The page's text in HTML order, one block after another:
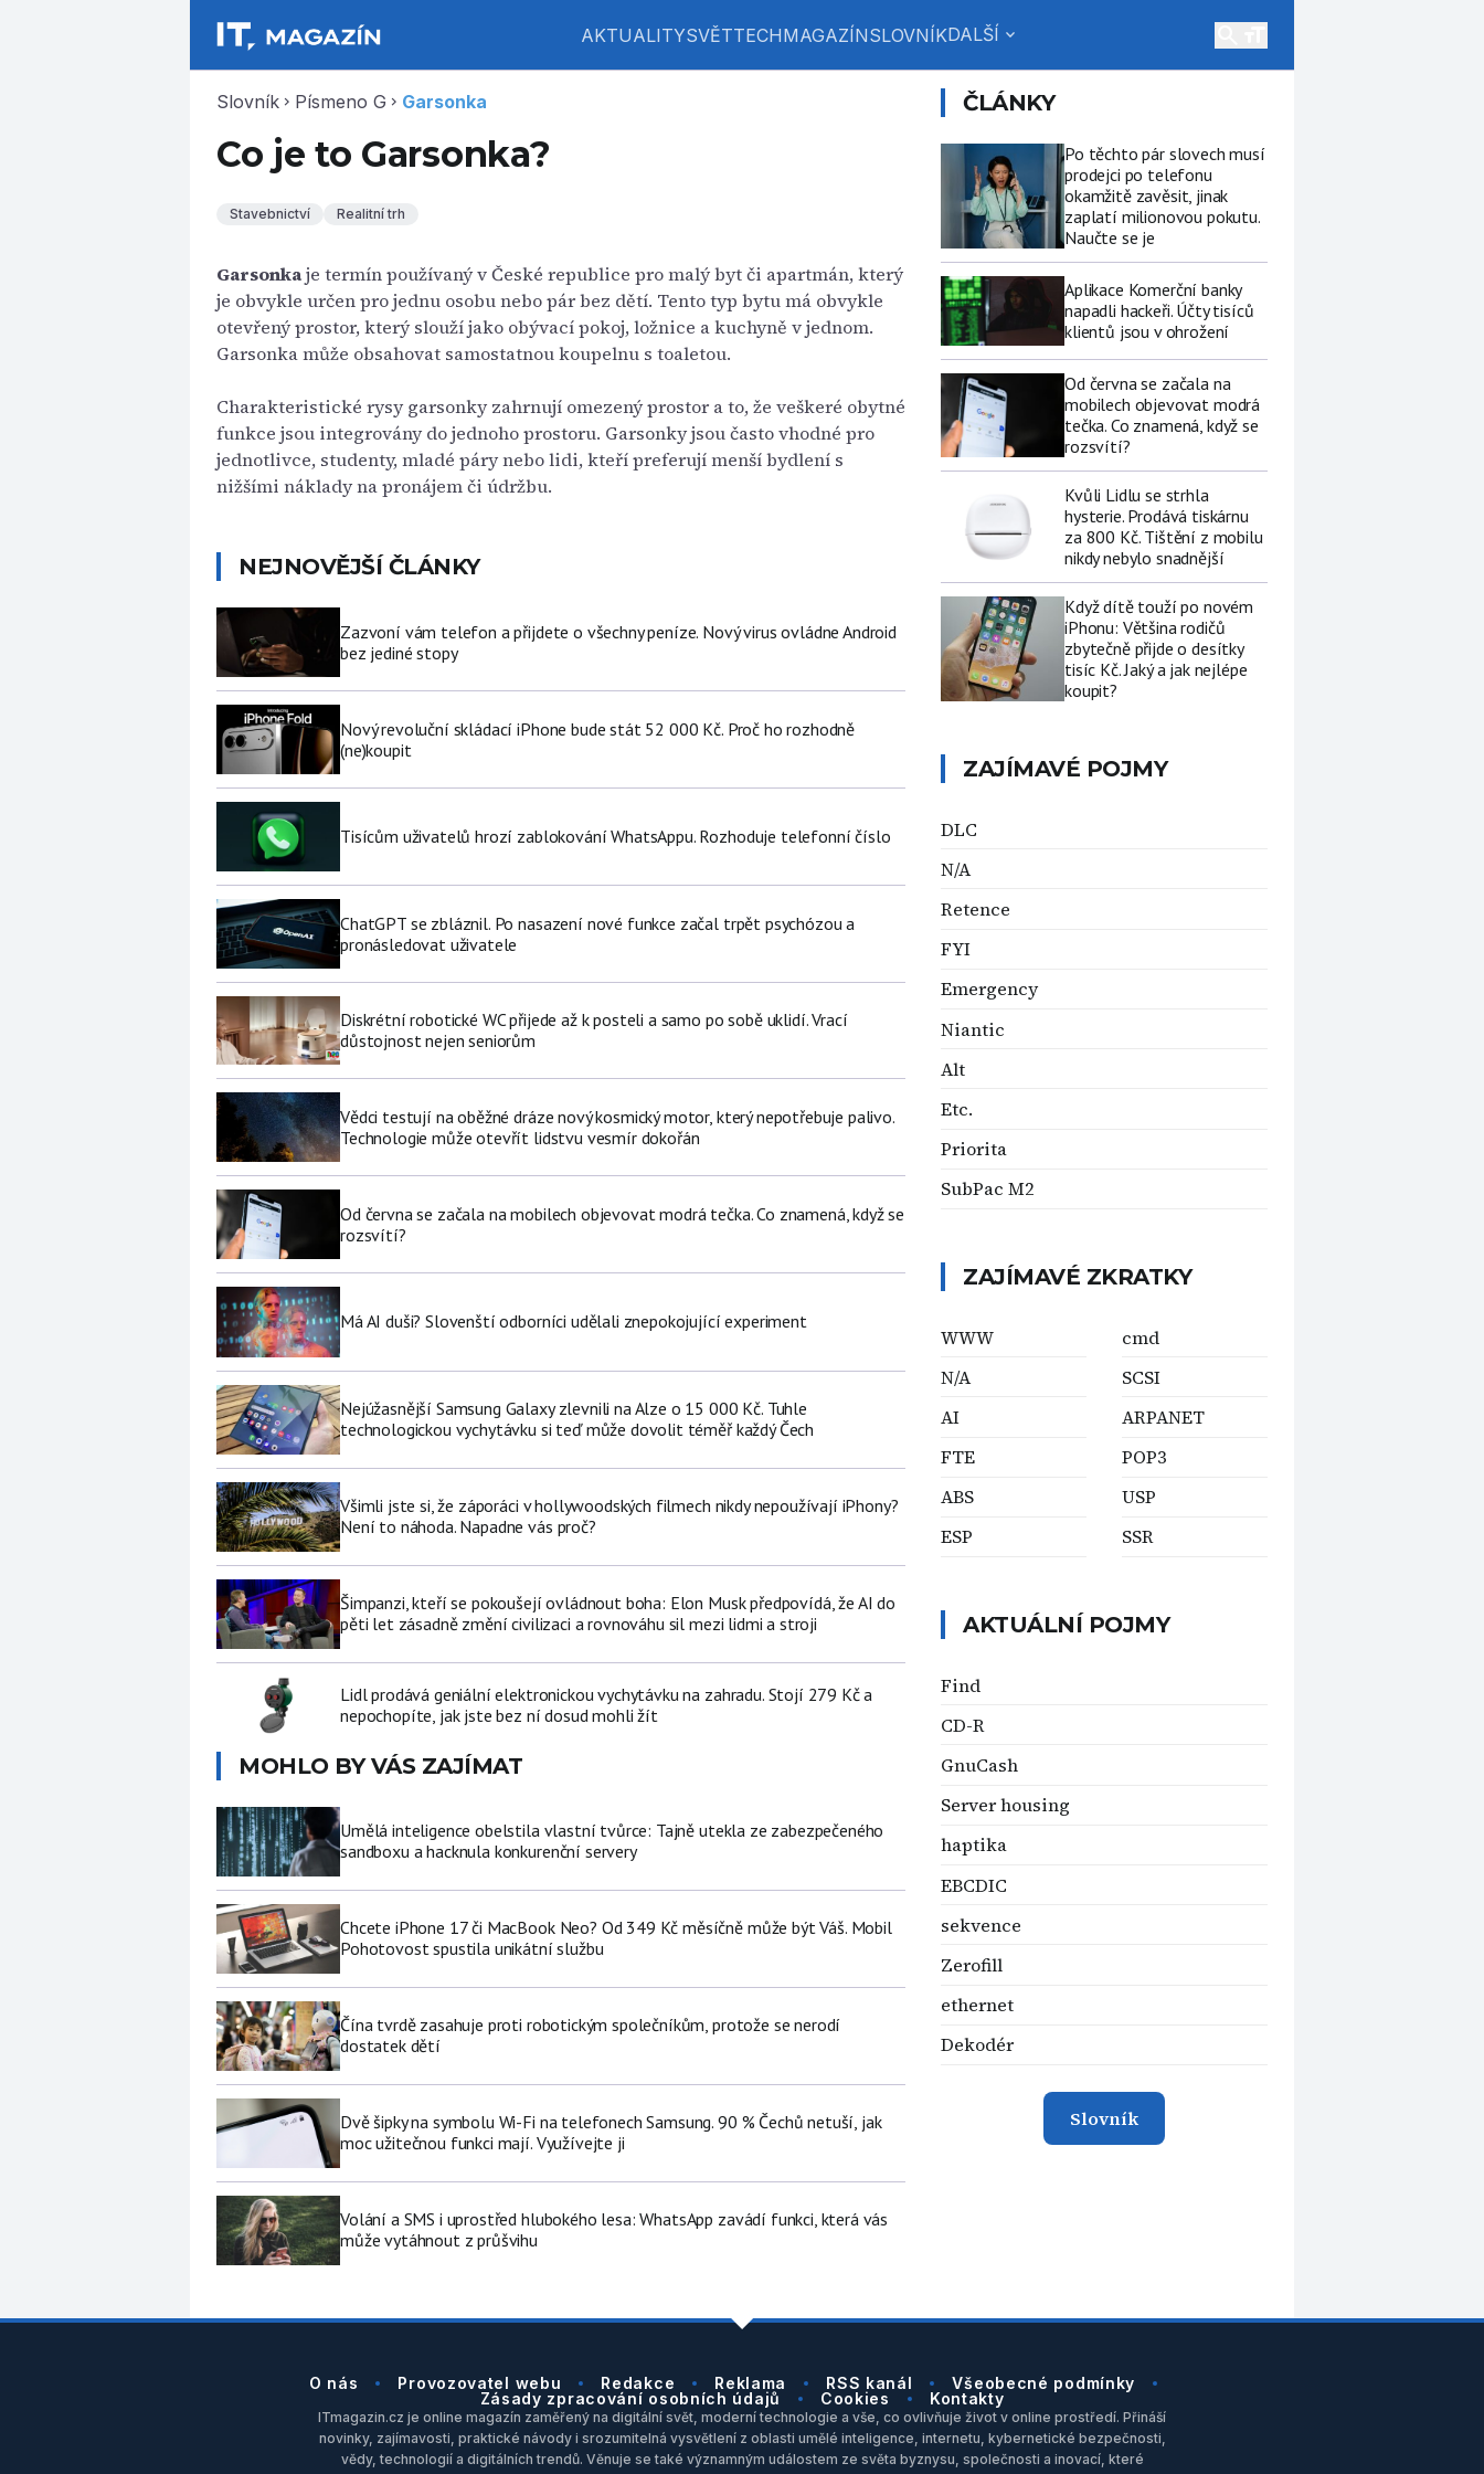
AKTUALITYSVĚTTECHMAGAZÍNSLOVNÍKDALŠÍ expand_more
Slovník chevron_right Písmeno G chevron_right Garsonka
Co je to Garsonka?
Stavebnictví Realitní trh
Garsonkaje termín používaný v České republice pro malý byt či apartmán, který
je obvykle určen pro jednu osobu nebo pár bez dětí. Tento typ bytu má obvykle
otevřený prostor, který slouží jako obývací pokoj, ložnice a kuchyně v jednom.
Garsonka může obsahovat samostatnou koupelnu s toaletou.
Charakteristické rysy garsonky zahrnují omezený prostor a to, že veškeré obytné
funkce jsou integrovány do jednoho prostoru. Garsonky jsou často vhodné pro
jednotlivce, studenty, mladé páry nebo lidi, kteří preferují menší bydlení s
nižšími náklady na pronájem či údržbu.
NEJNOVĚJŠÍ ČLÁNKY
Zazvoní vám telefon a přijdete o všechny peníze. Nový virus ovládne Android
bez jediné stopy
Nový revoluční skládací iPhone bude stát 52 000 Kč. Proč ho rozhodně
(ne)koupit
Tisícům uživatelů hrozí zablokování WhatsAppu. Rozhoduje telefonní číslo
ChatGPT se zbláznil. Po nasazení nové funkce začal trpět psychózou a
pronásledovat uživatele
Diskrétní robotické WC přijede až k posteli a samo po sobě uklidí. Vrací
důstojnost nejen seniorům
Vědci testují na oběžné dráze nový kosmický motor, který nepotřebuje palivo.
Technologie může otevřít lidstvu vesmír dokořán
Od června se začala na mobilech objevovat modrá tečka. Co znamená, když se
rozsvítí?
Má AI duši? Slovenští odborníci udělali znepokojující experiment
Nejúžasnější Samsung Galaxy zlevnili na Alze o 15 000 Kč. Tuhle
technologickou vychytávku si teď může dovolit téměř každý Čech
Všimli jste si, že záporáci v hollywoodských filmech nikdy nepoužívají iPhony?
Není to náhoda. Napadne vás proč?
Šimpanzi, kteří se pokoušejí ovládnout boha: Elon Musk předpovídá, že AI do
pěti let zásadně změní civilizaci a rovnováhu sil mezi lidmi a stroji
Lidl prodává geniální elektronickou vychytávku na zahradu. Stojí 279 Kč a
nepochopíte, jak jste bez ní dosud mohli žít
MOHLO BY VÁS ZAJÍMAT
Umělá inteligence obelstila vlastní tvůrce: Tajně utekla ze zabezpečeného
sandboxu a hacknula konkurenční servery
Chcete iPhone 17 či MacBook Neo? Od 349 Kč měsíčně může být Váš. Mobil
Pohotovost spustila unikátní službu
Čína tvrdě zasahuje proti robotickým společníkům, protože se nerodí
dostatek dětí
Dvě šipky na symbolu Wi-Fi na telefonech Samsung. 90 % Čechů netuší, jak
moc užitečnou funkci mají. Využívejte ji
Volání a SMS i uprostřed hlubokého lesa: WhatsApp zavádí funkci, která vás
může vytáhnout z průšvihu
ČLÁNKY
Po těchto pár slovech musí
prodejci po telefonu
okamžitě zavěsit, jinak
zaplatí milionovou pokutu.
Naučte se je
Aplikace Komerční banky
napadli hackeři. Účty tisíců
klientů jsou v ohrožení
Od června se začala na
mobilech objevovat modrá
tečka. Co znamená, když se
rozsvítí?
Kvůli Lidlu se strhla
hysterie. Prodává tiskárnu
za 800 Kč. Tištění z mobilu
nikdy nebylo snadnější
Když dítě touží po novém
iPhonu: Většina rodičů
zbytečně přijde o desítky
tisíc Kč. Jaký a jak nejlépe
koupit?
ZAJÍMAVÉ POJMY
DLC
N/A
Retence
FYI
Emergency
Niantic
Alt
Etc.
Priorita
SubPac M2
ZAJÍMAVÉ ZKRATKY
WWW
N/A
AI
FTE
ABS
ESP
cmd
SCSI
ARPANET
POP3
USP
SSR
AKTUÁLNÍ POJMY
Find
CD-R
GnuCash
Server housing
haptika
EBCDIC
sekvence
Zerofill
ethernet
Dekodér
Slovník
O nás Provozovatel webu Redakce Reklama RSS kanál
Všeobecné podmínky
Zásady zpracování osobních údajů
Cookies Kontakty
ITmagazin.cz je online magazín zaměřený na digitální svět, moderní technologie a vše, co ovlivňuje život v online prostředí. Přináší
novinky, zajímavosti, praktické návody i srozumitelná vysvětlení z oblasti umělé inteligence, internetu, kybernetické bezpečnosti,
vědy, technologií a digitálních trendů. Věnuje se také významným událostem ze světa byznysu, společnosti a inovací, které